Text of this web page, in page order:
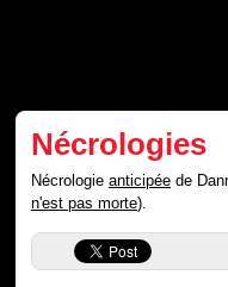
Nécrologies
Nécrologieanticipée de
n'est pas morte).